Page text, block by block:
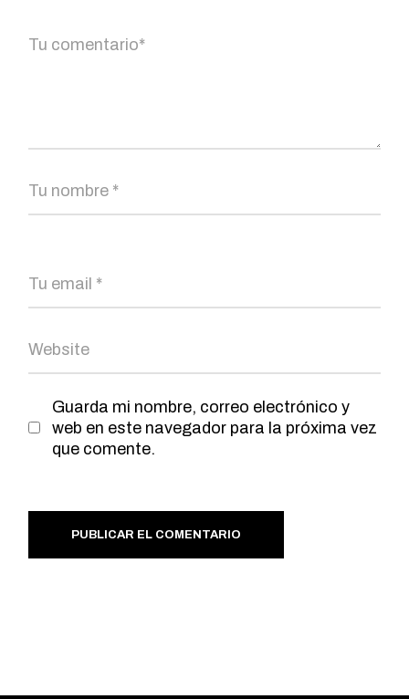
Guarda mi nombre, correo electrónico y
web en este navegador para la próxima vez
que comente.
PUBLICAR EL COMENTARIO